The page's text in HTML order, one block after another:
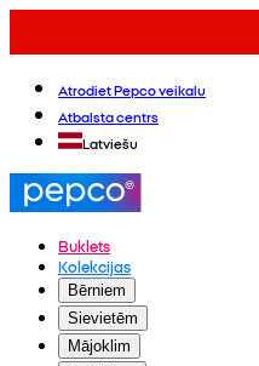
Atrodiet Pepco veikalu
Atbalsta centrs
Latviešu
Buklets
Kolekcijas
Bērniem
Sievietēm
Mājoklim